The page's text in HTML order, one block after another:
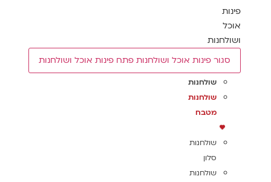
פינות
אוכל
ושולחנות
סגור פינות אוכל ושולחנות פתח פינות אוכל ושולחנות
שולחנות
שולחנות
מטבח
שולחנות
סלון
שולחנות